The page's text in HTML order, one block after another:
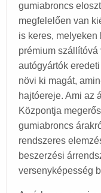
gumiabroncs
megfelelően van
is keres, melyeken
prémium
autógyártók
növi ki magát,
hajtóereje. Ami az
Központja
gumiabroncs
rendszeres
beszerzési
versenyképesség